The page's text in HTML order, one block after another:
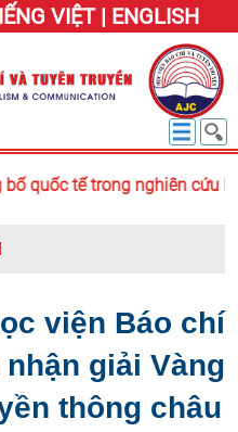
VIỆT | ENGLISH
quốc tế trong nghiên cứu
viện Báo chí
giải Vàng
thông châu